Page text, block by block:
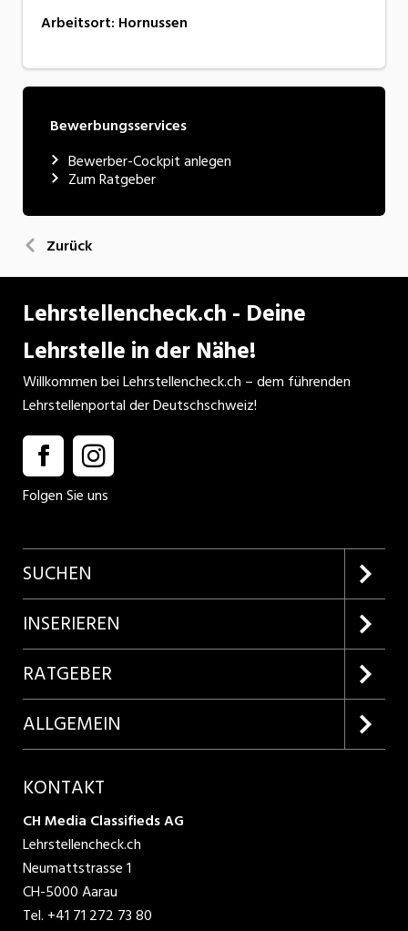
Arbeitsort: Hornussen
Bewerbungsservices
Bewerber-Cockpit anlegen
Zum Ratgeber
Zurück
Lehrstellencheck.ch - Deine
Lehrstelle in der Nähe!
Willkommen bei Lehrstellencheck.ch – dem führenden
Lehrstellenportal der Deutschschweiz!
Folgen Sie uns
SUCHEN
Firmenprofile entdecken
Lehrstellen suchen
INSERIEREN
Kundenlogin
Inserieren
Produkte
RATGEBER
Lehrberufe entdecken
ALLGEMEIN
AGB
Datenschutzbestimmungen
Nutzungsbedingungen
KONTAKT
CH Media Classifieds AG
Lehrstellencheck.ch
Neumattstrasse 1
CH-5000 Aarau
Tel. +41 71 272 73 80